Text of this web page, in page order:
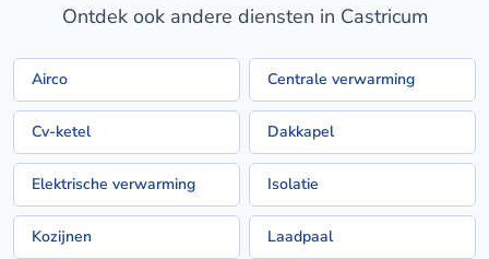
Ontdek ook andere diensten in Castricum
Airco Centrale verwarming
Cv-ketel Dakkapel
Elektrische verwarming Isolatie
Kozijnen Laadpaal